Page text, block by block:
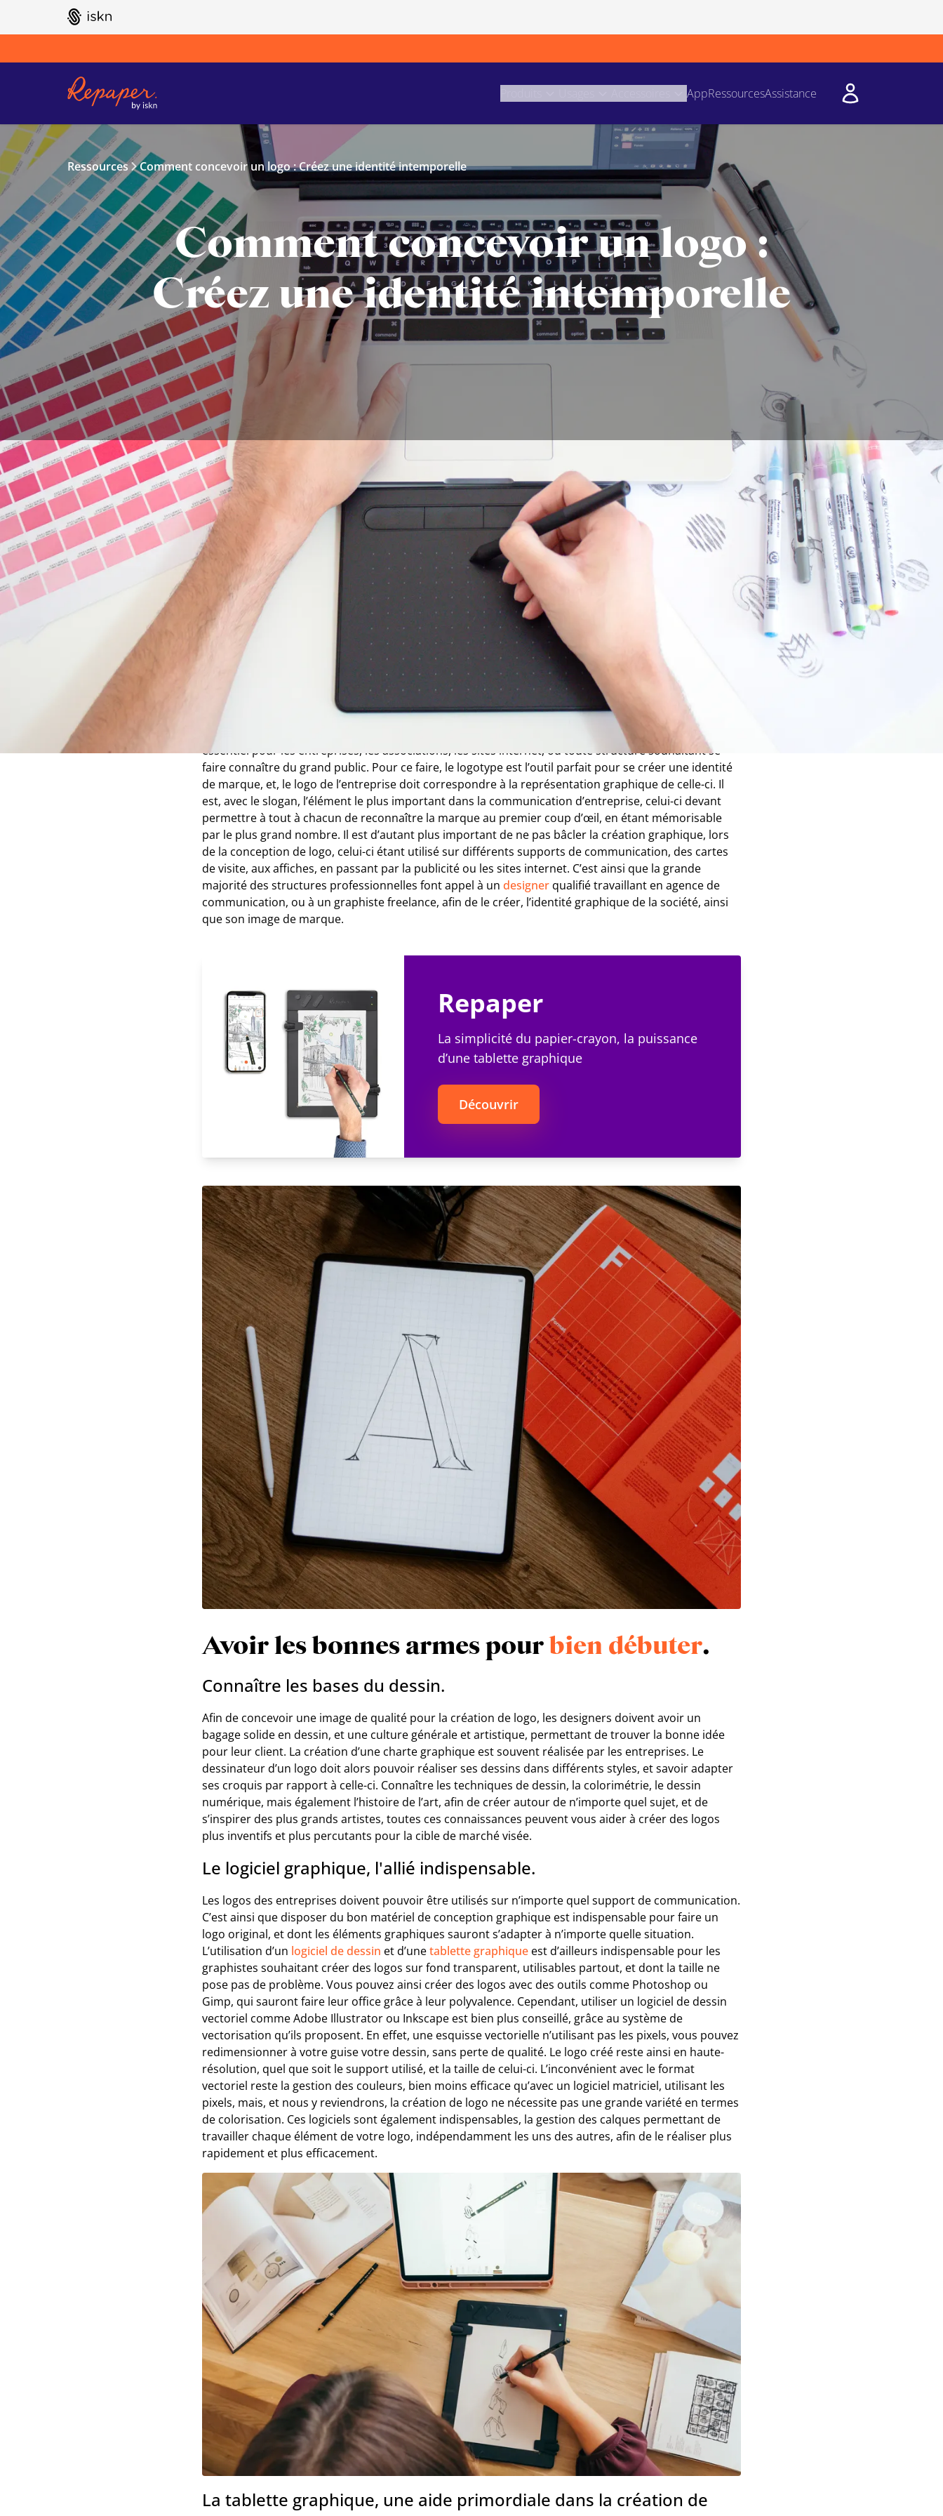
GO TO ISKN HOME
AppRessourcesAssistance
Ressources Comment concevoir un logo : Créez une identité intemporelle
Comment concevoir un logo :
Créez une identité intemporelle
Créer son logo personnalisé est un travail, différent de ce que les créatifs et experts en dessin
peuvent avoir l’habitude de faire. Celui-ci n’est pas qu’artistique. Il a un but commercial, et doit
permettre à une entreprise ou à une structure souhaitant se faire connaître, de se créer une nouvelle
identité. Avoir les bons outils et les connaissances nécessaires en dessin et en communication est
obligatoire pour réaliser un logo intemporel.
Le logo, un outil de communication
indispensable.
Créer une véritable identité visuelle, afin d’être reconnaissable et rapidement identifiable, est
essentiel pour les entreprises, les associations, les sites internet, ou toute structure souhaitant se
faire connaître du grand public. Pour ce faire, le logotype est l’outil parfait pour se créer une identité
de marque, et, le logo de l’entreprise doit correspondre à la représentation graphique de celle-ci. Il
est, avec le slogan, l’élément le plus important dans la communication d’entreprise, celui-ci devant
permettre à tout à chacun de reconnaître la marque au premier coup d’œil, en étant mémorisable
par le plus grand nombre. Il est d’autant plus important de ne pas bâcler la création graphique, lors
de la conception de logo, celui-ci étant utilisé sur différents supports de communication, des cartes
de visite, aux affiches, en passant par la publicité ou les sites internet. C’est ainsi que la grande
majorité des structures professionnelles font appel à un designer qualifié travaillant en agence de
communication, ou à un graphiste freelance, afin de le créer, l’identité graphique de la société, ainsi
que son image de marque.
Repaper
La simplicité du papier-crayon, la puissance
d’une tablette graphique
Découvrir
Avoir les bonnes armes pourbien débuter.
Connaître les bases du dessin.
Afin de concevoir une image de qualité pour la création de logo, les designers doivent avoir un
bagage solide en dessin, et une culture générale et artistique, permettant de trouver la bonne idée
pour leur client. La création d’une charte graphique est souvent réalisée par les entreprises. Le
dessinateur d’un logo doit alors pouvoir réaliser ses dessins dans différents styles, et savoir adapter
ses croquis par rapport à celle-ci. Connaître les techniques de dessin, la colorimétrie, le dessin
numérique, mais également l’histoire de l’art, afin de créer autour de n’importe quel sujet, et de
s’inspirer des plus grands artistes, toutes ces connaissances peuvent vous aider à créer des logos
plus inventifs et plus percutants pour la cible de marché visée.
Le logiciel graphique, l'allié indispensable.
Les logos des entreprises doivent pouvoir être utilisés sur n’importe quel support de communication.
C’est ainsi que disposer du bon matériel de conception graphique est indispensable pour faire un
logo original, et dont les éléments graphiques sauront s’adapter à n’importe quelle situation.
L’utilisation d’un logiciel de dessin et d’unetablette graphique est d’ailleurs indispensable pour les
graphistes souhaitant créer des logos sur fond transparent, utilisables partout, et dont la taille ne
pose pas de problème. Vous pouvez ainsi créer des logos avec des outils comme Photoshop ou
Gimp, qui sauront faire leur office grâce à leur polyvalence. Cependant, utiliser un logiciel de dessin
vectoriel comme Adobe Illustrator ou Inkscape est bien plus conseillé, grâce au système de
vectorisation qu’ils proposent. En effet, une esquisse vectorielle n’utilisant pas les pixels, vous pouvez
redimensionner à votre guise votre dessin, sans perte de qualité. Le logo créé reste ainsi en haute-
résolution, quel que soit le support utilisé, et la taille de celui-ci. L’inconvénient avec le format
vectoriel reste la gestion des couleurs, bien moins efficace qu’avec un logiciel matriciel, utilisant les
pixels, mais, et nous y reviendrons, la création de logo ne nécessite pas une grande variété en termes
de colorisation. Ces logiciels sont également indispensables, la gestion des calques permettant de
travailler chaque élément de votre logo, indépendamment les uns des autres, afin de le réaliser plus
rapidement et plus efficacement.
La tablette graphique, une aide primordiale dans la création de